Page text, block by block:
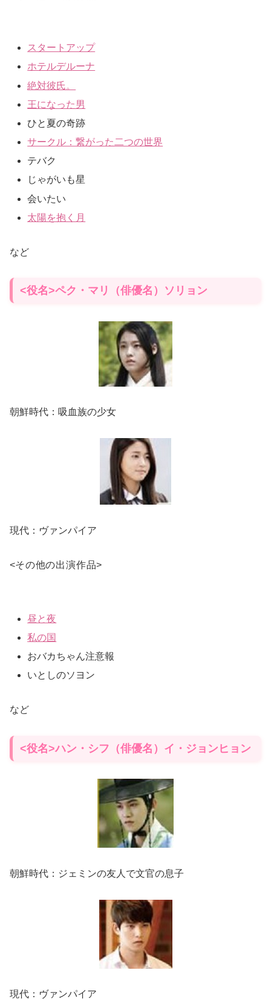
スタートアップ
ホテルデルーナ
絶対彼氏。
王になった男
ひと夏の奇跡
サークル：繋がった二つの世界
テバク
じゃがいも星
会いたい
太陽を抱く月
など
<役名>ペク・マリ（俳優名）ソリョン
朝鮮時代：吸血族の少女
現代：ヴァンパイア
<その他の出演作品>
昼と夜
私の国
おバカちゃん注意報
いとしのソヨン
など
<役名>ハン・シフ（俳優名）イ・ジョンヒョン
朝鮮時代：ジェミンの友人で文官の息子
現代：ヴァンパイア